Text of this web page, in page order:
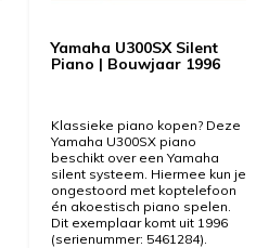
Yamaha U300SX Silent
Piano | Bouwjaar 1996
Klassieke piano kopen? Deze
Yamaha U300SX piano
beschikt over een Yamaha
silent systeem. Hiermee kun je
ongestoord met koptelefoon
én akoestisch piano spelen.
Dit exemplaar komt uit 1996
(serienummer: 5461284).